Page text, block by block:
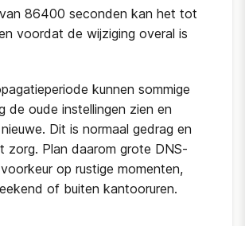
86400 seconden kan het tot
voordat de wijziging overal is
kunnen sommige
de oude instellingen zien en
Dit is normaal gedrag en
zorg. Plan daarom grote DNS-
op rustige momenten,
of buiten kantooruren.